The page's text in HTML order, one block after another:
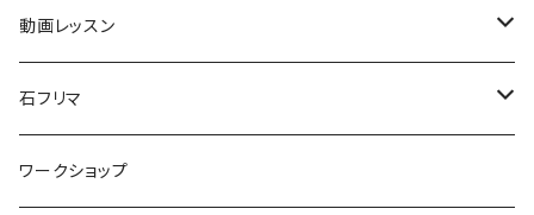
スプレー
動画レッスン
初級
中級
石フリマ
ビーズ
ワークショップ